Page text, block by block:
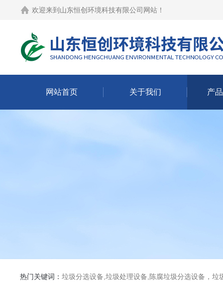
欢迎来到 山东恒创环境科技有限公司网站 ！
网站首页 关于我们 产
热门关键词： 垃圾分选设备,垃圾处理设备,陈腐垃圾分选设备，垃